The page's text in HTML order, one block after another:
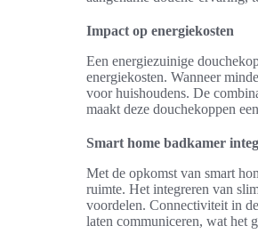
Impact op energiekosten
Een energiezuinige
energiekosten. Wanneer
voor huishoudens. De
maakt deze douchekoppen
Smart home badkamer
Met de opkomst van smart
ruimte. Het integreren van
voordelen. Connectiviteit in
laten communiceren, wat het